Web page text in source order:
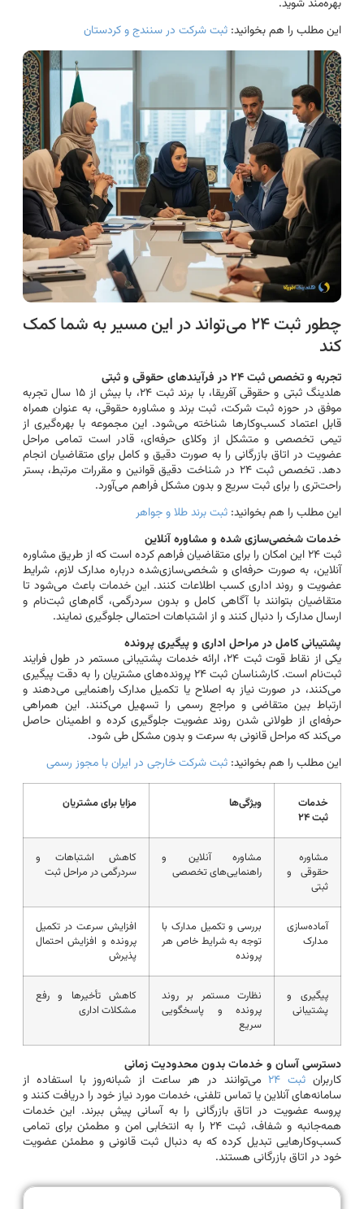
بهره‌مند شوید.
این مطلب را هم بخوانید: ثبت شرکت در سنندج و کردستان
چطور ثبت ۲۴ می‌تواند در این مسیر به شما کمک
کند
تجربه و تخصص ثبت ۲۴ در فرآیندهای حقوقی و ثبتی
هلدینگ ثبتی و حقوقی آفریقا، با برند ثبت ۲۴، با بیش از ۱۵ سال تجربه
موفق در حوزه ثبت شرکت، ثبت برند و مشاوره حقوقی، به عنوان همراه
قابل اعتماد کسب‌وکارها شناخته می‌شود. این مجموعه با بهره‌گیری از
تیمی تخصصی و متشکل از وکلای حرفه‌ای، قادر است تمامی مراحل
عضویت در اتاق بازرگانی را به صورت دقیق و کامل برای متقاضیان انجام
دهد. تخصص ثبت ۲۴ در شناخت دقیق قوانین و مقررات مرتبط، بستر
راحت‌تری را برای ثبت سریع و بدون مشکل فراهم می‌آورد.
این مطلب را هم بخوانید: ثبت برند طلا و جواهر
خدمات شخصی‌سازی شده و مشاوره آنلاین
ثبت ۲۴ این امکان را برای متقاضیان فراهم کرده است که از طریق مشاوره
آنلاین، به صورت حرفه‌ای و شخصی‌سازی‌شده درباره مدارک لازم، شرایط
عضویت و روند اداری کسب اطلاعات کنند. این خدمات باعث می‌شود تا
متقاضیان بتوانند با آگاهی کامل و بدون سردرگمی، گام‌های ثبت‌نام و
ارسال مدارک را دنبال کنند و از اشتباهات احتمالی جلوگیری نمایند.
پشتیبانی کامل در مراحل اداری و پیگیری پرونده
یکی از نقاط قوت ثبت ۲۴، ارائه خدمات پشتیبانی مستمر در طول فرایند
ثبت‌نام است. کارشناسان ثبت ۲۴ پرونده‌های مشتریان را به دقت پیگیری
می‌کنند، در صورت نیاز به اصلاح یا تکمیل مدارک راهنمایی می‌دهند و
ارتباط بین متقاضی و مراجع رسمی را تسهیل می‌کنند. این همراهی
حرفه‌ای از طولانی شدن روند عضویت جلوگیری کرده و اطمینان حاصل
می‌کند که مراحل قانونی به سرعت و بدون مشکل طی شود.
این مطلب را هم بخوانید: ثبت شرکت خارجی در ایران با مجوز رسمی
خدمات
ثبت ۲۴
ویژگی‌ها مزایا برای مشتریان
مشاوره
حقوقی و
ثبتی
مشاوره آنلاین و
راهنمایی‌های تخصصی
کاهش اشتباهات و
سردرگمی در مراحل ثبت
آماده‌سازی
مدارک
بررسی و تکمیل مدارک با
توجه به شرایط خاص هر
پرونده
افزایش سرعت در تکمیل
پرونده و افزایش احتمال
پذیرش
پیگیری و
پشتیبانی
نظارت مستمر بر روند
پرونده و پاسخگویی
سریع
کاهش تأخیرها و رفع
مشکلات اداری
دسترسی آسان و خدمات بدون محدودیت زمانی
کاربران ثبت ۲۴
می‌توانند در هر ساعت از شبانه‌روز با استفاده از
سامانه‌های آنلاین یا تماس تلفنی، خدمات مورد نیاز خود را دریافت کنند و
پروسه عضویت در اتاق بازرگانی را به آسانی پیش ببرند. این خدمات
همه‌جانبه و شفاف، ثبت ۲۴ را به انتخابی امن و مطمئن برای تمامی
کسب‌وکارهایی تبدیل کرده که به دنبال ثبت قانونی و مطمئن عضویت
خود در اتاق بازرگانی هستند.